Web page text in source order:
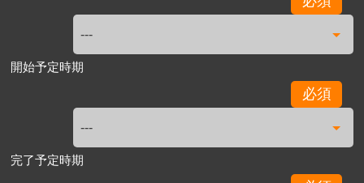
開始予定時期
必須
完了予定時期